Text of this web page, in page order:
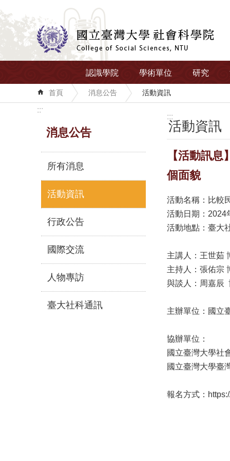
跳到主要內容區塊
認識學院 學術單位 研究
首頁 消息公告 活動資訊
:::
消息公告
所有消息
活動資訊
行政公告
國際交流
人物專訪
臺大社科通訊
:::
活動資訊
【活動訊
個面貌
活動名稱：比較
活動日期：2024
活動地點：臺大
主講人：王世茹
主持人：張佑宗
與談人：周嘉辰
主辦單位：國立
協辦單位：
國立臺灣大學社
國立臺灣大學臺
報名方式：